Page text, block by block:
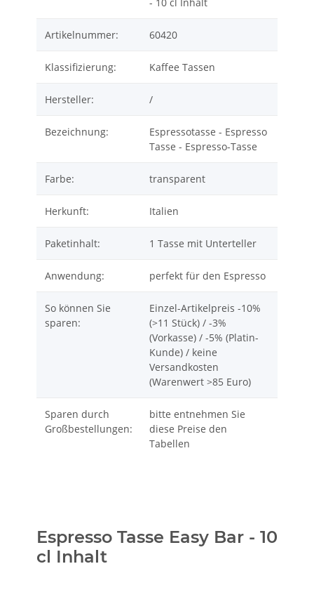
Artikelnummer: 60420
Klassifizierung: Kaffee Tassen
Hersteller: /
Bezeichnung:
Espressotasse - Espresso
Tasse - Espresso-Tasse
Farbe: transparent
Herkunft: Italien
Paketinhalt: 1 Tasse mit Unterteller
Anwendung: perfekt für den Espresso
So können Sie
sparen:
Einzel-Artikelpreis -10%
(>11 Stück) / -3%
(Vorkasse) / -5% (Platin-
Kunde) / keine
Versandkosten
(Warenwert >85 Euro)
Sparen durch
Großbestellungen:
bitte entnehmen Sie
diese Preise den
Tabellen
Espresso Tasse Easy Bar - 10
cl Inhalt